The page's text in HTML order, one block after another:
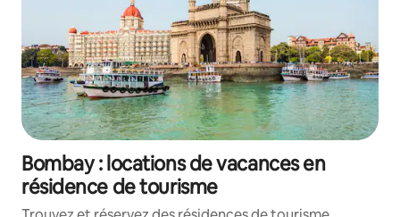
Bombay : locations de vacances en
résidence de tourisme